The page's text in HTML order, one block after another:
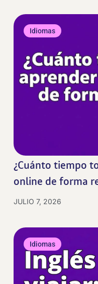
Idiomas
¿Cuánto tiempo
online de forma
JULIO 7, 2026
Idiomas